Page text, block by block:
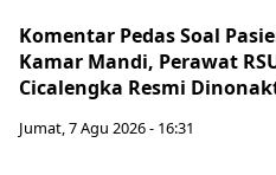
Komentar Pedas Soal
Kamar Mandi, Perawat
Cicalengka Resmi
Jumat, 7 Agu 2026 - 16:31